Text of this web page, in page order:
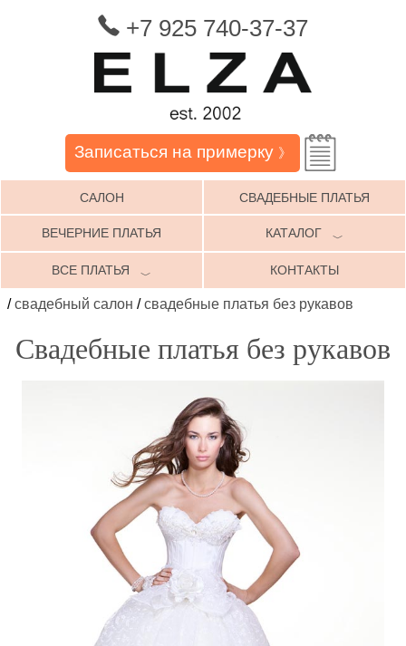
+7 925 740-37-37
Записаться на примерку 》
САЛОН СВАДЕБНЫЕ ПЛАТЬЯ
ВЕЧЕРНИЕ ПЛАТЬЯ КАТАЛОГ ﹀
ВСЕ ПЛАТЬЯ ﹀ КОНТАКТЫ
/свадебный салон /свадебные платья без рукавов
Свадебные платья без рукавов